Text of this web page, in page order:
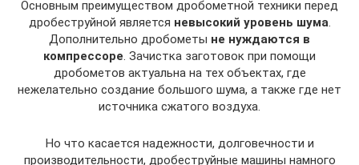
Основным преимуществом дробометной техники перед
дробеструйной является невысокий уровень шума.
Дополнительно дробометы не нуждаются в
компрессоре. Зачистка заготовок при помощи
дробометов актуальна на тех объектах, где
нежелательно создание большого шума, а также где нет
источника сжатого воздуха.
Но что касается надежности, долговечности и
производительности, дробеструйные машины намного